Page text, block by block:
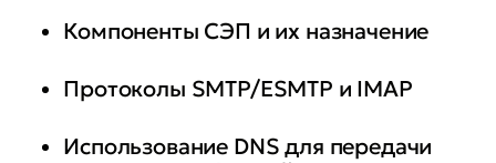
Компоненты СЭП и их назначение
Протоколы SMTP/ESMTP и IMAP
Использование DNS для передачи